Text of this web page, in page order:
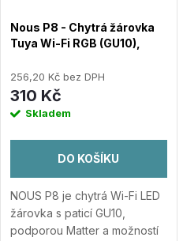
p
r
o
u
s
p
r
o
d
u
Nous P8 - Chytrá žárovka
Tuya Wi-Fi RGB (GU10),
256,20 Kč bez DPH
310 Kč
Skladem
DO KOŠÍKU
NOUS P8 je chytrá Wi-Fi LED
žárovka s paticí GU10,
podporou Matter a možností